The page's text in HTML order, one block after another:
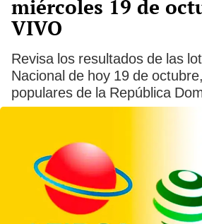
miércoles 19 de
VIVO
Revisa los resultados de las
Nacional de hoy 19 de
populares de la República